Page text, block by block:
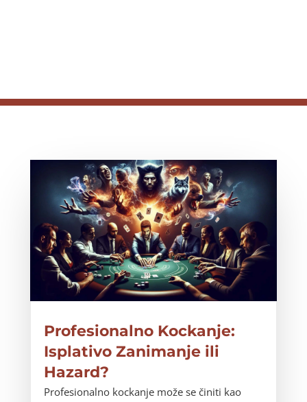
Profesionalno Kockanje:
Isplativo Zanimanje ili
Hazard?
Profesionalno kockanje može se činiti kao